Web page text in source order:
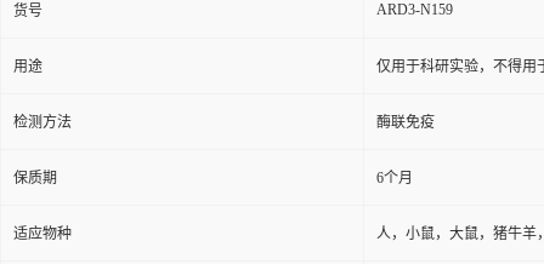
货号 ARD3-N159
用途 仅用于科研实验，不得用
检测方法 酶联免疫
保质期 6个月
适应物种 人，小鼠，大鼠，猪牛羊